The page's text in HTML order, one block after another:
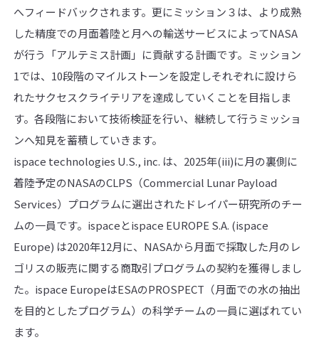
へフィードバックされます。更にミッション３は、より成熟
した精度での月面着陸と月への輸送サービスによってNASA
が行う「アルテミス計画」に貢献する計画です。ミッション
1では、10段階のマイルストーンを設定しそれぞれに設けら
れたサクセスクライテリアを達成していくことを目指しま
す。各段階において技術検証を行い、継続して行うミッショ
ンへ知見を蓄積していきます。
ispace technologies U.S., inc. は、2025年(iii)に月の裏側に
着陸予定のNASAのCLPS（Commercial Lunar Payload
Services）プログラムに選出されたドレイパー研究所のチー
ムの一員です。ispaceとispace EUROPE S.A. (ispace
Europe) は2020年12月に、NASAから月面で採取した月のレ
ゴリスの販売に関する商取引プログラムの契約を獲得しまし
た。ispace EuropeはESAのPROSPECT（月面での水の抽出
を目的としたプログラム）の科学チームの一員に選ばれてい
ます。